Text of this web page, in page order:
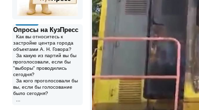
Опросы на КузПресс
Как вы относитесь к
застройке центра города
объектами А. Н. Говора?
За какую из партий вы бы
проголосовали, если бы
"выборы" проводились
сегодня?
За кого проголосовали бы
вы, если бы голосование
было сегодня?